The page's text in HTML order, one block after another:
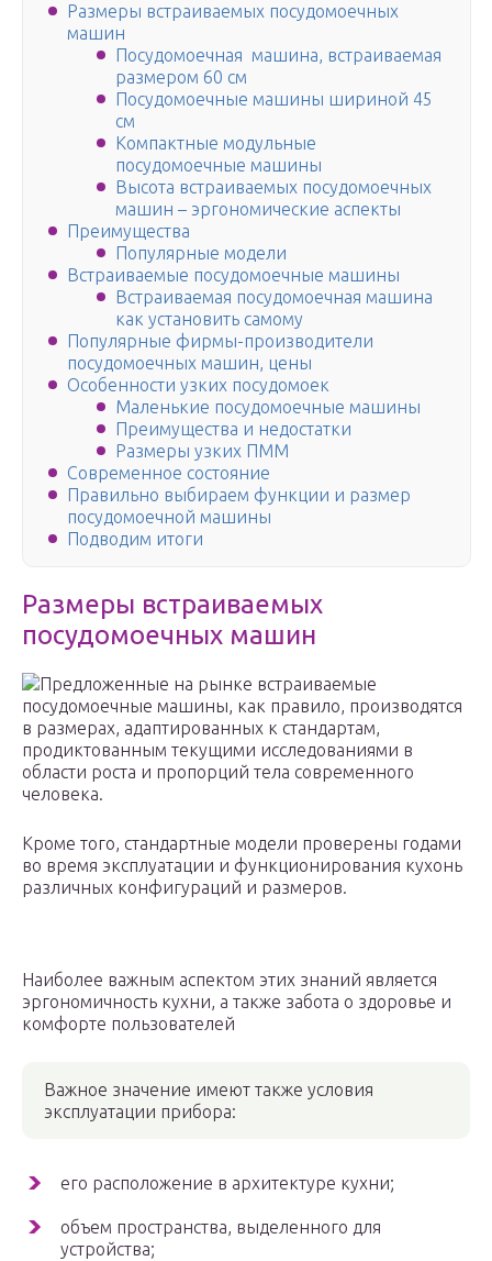
Размеры встраиваемых посудомоечных
машин
Посудомоечная машина, встраиваемая
размером 60 см
Посудомоечные машины шириной 45
см
Компактные модульные
посудомоечные машины
Высота встраиваемых посудомоечных
машин – эргономические аспекты
Преимущества
Популярные модели
Встраиваемые посудомоечные машины
Встраиваемая посудомоечная машина
как установить самому
Популярные фирмы-производители
посудомоечных машин, цены
Особенности узких посудомоек
Маленькие посудомоечные машины
Преимущества и недостатки
Размеры узких ПММ
Современное состояние
Правильно выбираем функции и размер
посудомоечной машины
Подводим итоги
Размеры встраиваемых
посудомоечных машин
Предложенные на рынке встраиваемые
посудомоечные машины, как правило, производятся
в размерах, адаптированных к стандартам,
продиктованным текущими исследованиями в
области роста и пропорций тела современного
человека.
Кроме того, стандартные модели проверены годами
во время эксплуатации и функционирования кухонь
различных конфигураций и размеров.
Наиболее важным аспектом этих знаний является
эргономичность кухни, а также забота о здоровье и
комфорте пользователей
Важное значение имеют также условия
эксплуатации прибора:
его расположение в архитектуре кухни;
объем пространства, выделенного для
устройства;